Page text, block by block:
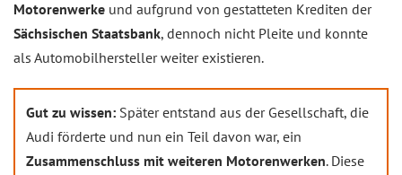
Motorenwerke und aufgrund von gestatteten Krediten der
Sächsischen Staatsbank, dennoch nicht Pleite und konnte
als Automobilhersteller weiter existieren.
Gut zu wissen: Später entstand aus der Gesellschaft, die
Audi förderte und nun ein Teil davon war, ein
Zusammenschluss mit weiteren Motorenwerken. Diese